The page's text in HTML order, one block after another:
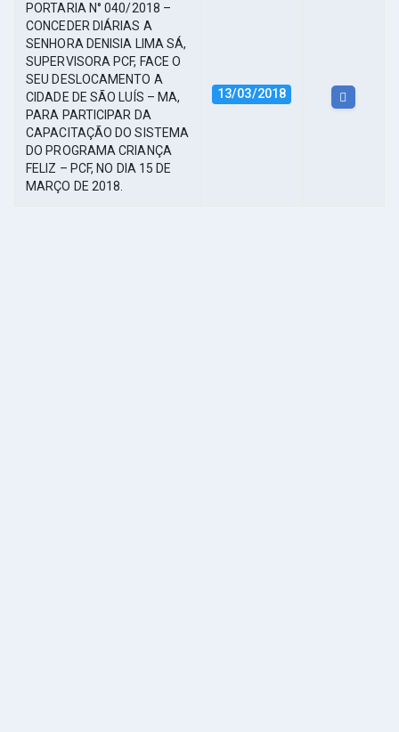
PORTARIA N° 040/2018 –
CONCEDER DIÁRIAS A
SENHORA DENISIA LIMA SÁ,
SUPERVISORA PCF, FACE O
SEU DESLOCAMENTO A
CIDADE DE SÃO LUÍS – MA,
PARA PARTICIPAR DA
CAPACITAÇÃO DO SISTEMA
DO PROGRAMA CRIANÇA
FELIZ – PCF, NO DIA 15 DE
MARÇO DE 2018.
13/03/2018